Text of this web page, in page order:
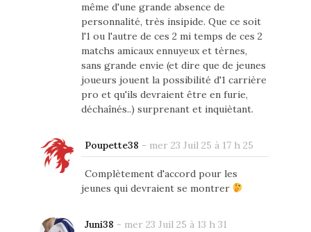
même d'une grande absence de
personnalité, très insipide. Que ce soit
l'1 ou l'autre de ces 2 mi temps de ces 2
matchs amicaux ennuyeux et tèrnes,
sans grande envie (et dire que de jeunes
joueurs jouent la possibilité d'1 carrière
pro et qu'ils devraient être en furie,
déchaînés..) surprenant et inquiètant.
Poupette38 - mer 23 Juil 25 à 17 h 25
Complètement d'accord pour les
jeunes qui devraient se montrer
Juni38 - mer 23 Juil 25 à 13 h 31